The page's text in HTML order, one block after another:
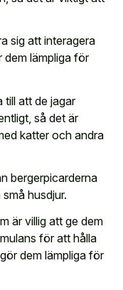
sig att interagera
dem lämpliga för
till att de jagar
så det är
katter och andra
bergerpicarderna
husdjur.
är villig att ge dem
för att hålla
dem lämpliga för